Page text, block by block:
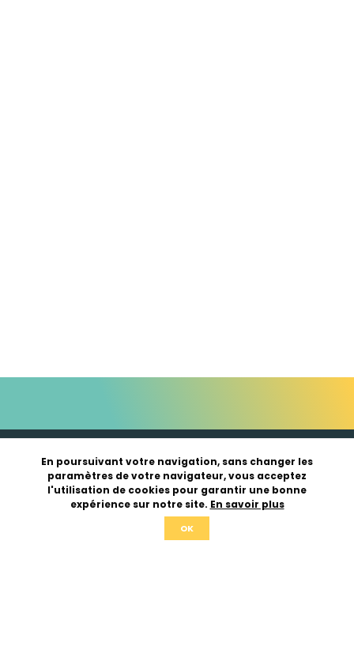
En poursuivant votre navigation, sans changer les
paramètres de votre navigateur, vous acceptez
l'utilisation de cookies pour garantir une bonne
expérience sur notre site. En savoir plus
OK